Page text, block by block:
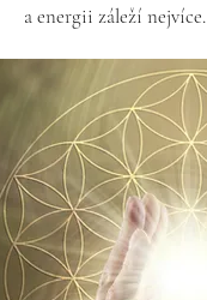
a energii záleží nejvíce.